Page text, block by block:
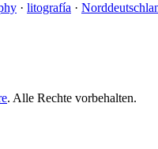
· litografía ·
. Alle Rechte vorbehalten.